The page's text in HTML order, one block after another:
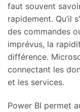
faut souvent
rapidement. Qu’il
des commandes
imprévus, la
différence.
connectant les
et les services.
Power BI permet